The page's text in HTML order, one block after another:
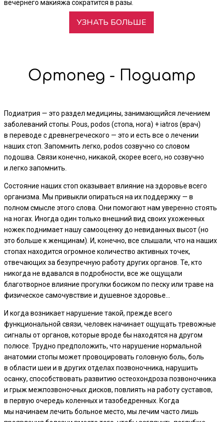
вечернего макияжа сократится в разы.
УЗНАТЬ БОЛЬШЕ
Ортопед - Подиатр
Подиатрия — это раздел медицины, занимающийся лечением
заболеваний стопы. Pous, podos (стопа, нога) + iatros (врач)
в переводе с древнегреческого — это и есть все о лечении
наших стоп. Запомнить легко, podos созвучно со словом
подошва. Связи конечно, никакой, скорее всего, но созвучно
и легко запомнить.
Состояние наших стоп оказывает влияние на здоровье всего
организма. Мы привыкли опираться на их поддержку — в
полном смысле этого слова. Они помогают нам уверенно стоять
на ногах. Иногда один только внешний вид своих ухоженных
ножек поднимает нашу самооценку до невиданных высот (но
это больше к женщинам). И, конечно, все слышали, что на наших
стопах находится огромное количество активных точек,
отвечающих за безупречную работу других органов. Те, кто
никогда не вдавался в подробности, все же ощущали
благотворное влияние прогулки босиком по песку или траве на
физическое самочувствие и душевное здоровье…
И когда возникает нарушение такой, прежде всего
функциональной связи, человек начинает ощущать тревожные
сигналы от органов, которые вроде бы находятся на другом
полюсе. Трудно предположить, что нарушение нормальной
анатомии стопы может провоцировать головную боль, боль
в области шеи и в других отделах позвоночника, нарушить
осанку, способствовать развитию остеохондроза позвоночника
и грыж межпозвоночных дисков, повлиять на работу суставов,
в первую очередь коленных и тазобедренных. Когда
мы начинаем лечить больное место, мы лечим часто лишь